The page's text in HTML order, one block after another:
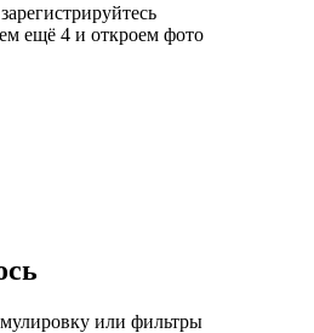
ещё 4 и откроем фото
или фильтры